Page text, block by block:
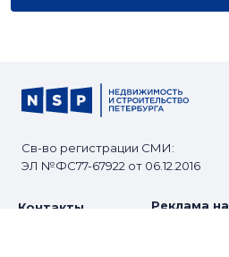
Св-во регистрации СМИ:
ЭЛ №ФС77-67922 от 06.12.2016
Контакты
Реклама на